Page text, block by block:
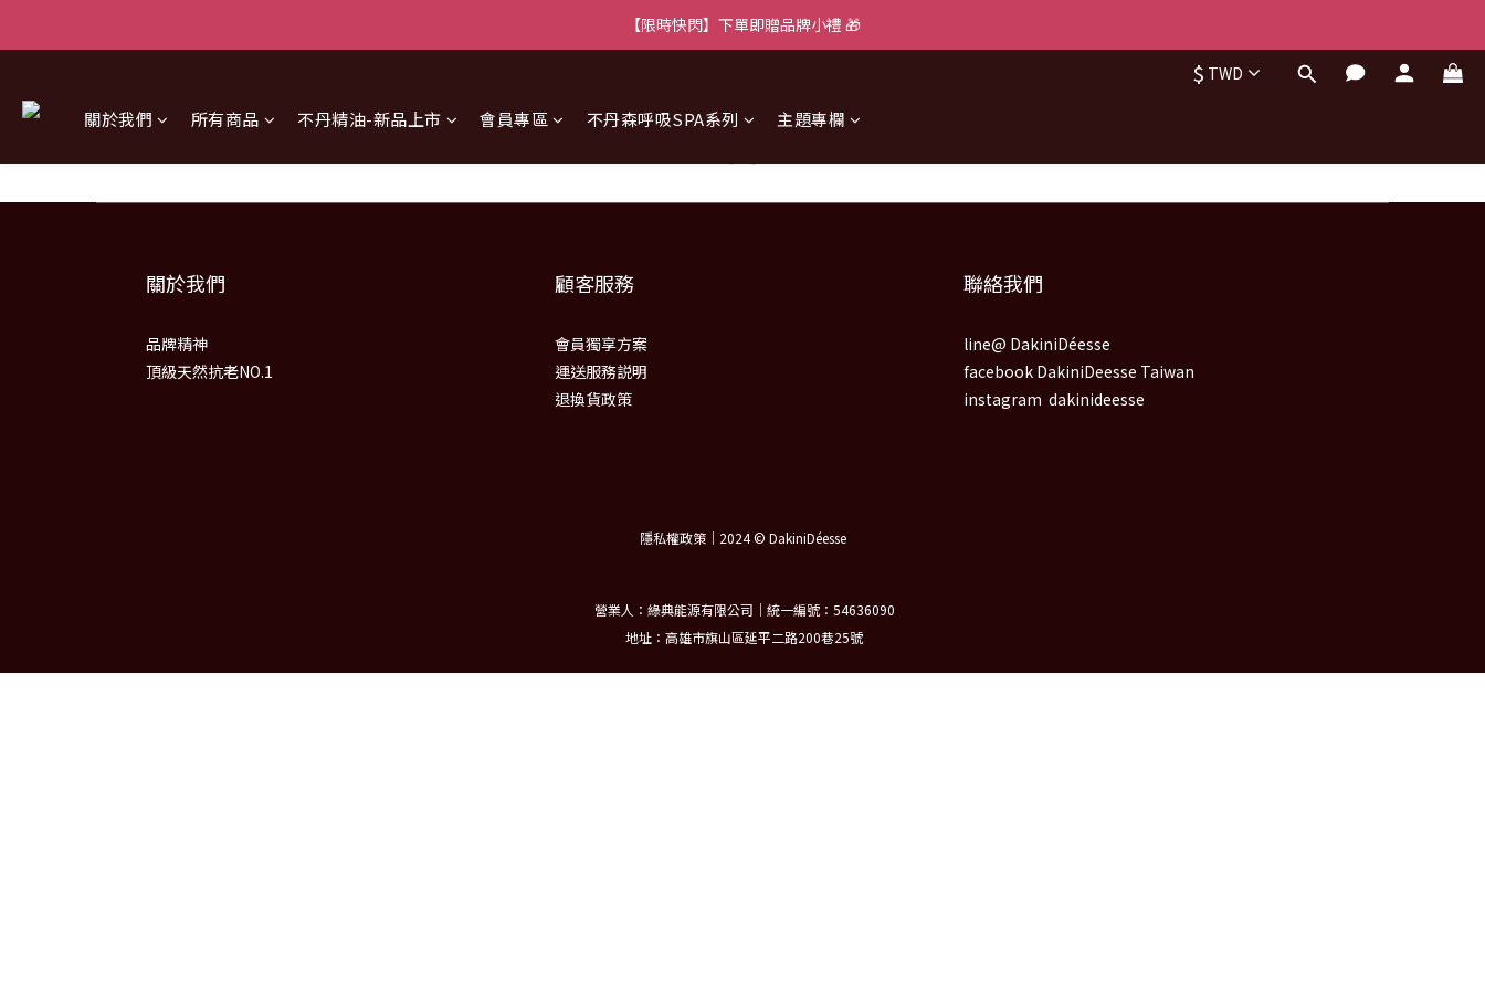
【限時快閃】下單即贈品牌小禮 🎁
$ TWD
關於我們 所有商品 不丹精油-新品上市 會員專區 不丹森呼吸SPA系列 主題專欄
關於我們
品牌精神
頂級天然抗老NO.1
顧客服務
會員獨享方案
運送服務説明
退換貨政策
聯絡我們
line@ DakiniDéesse
facebook DakiniDeesse Taiwan
instagram dakinideesse
隱私權政策｜2024 © DakiniDéesse
營業人：綠典能源有限公司｜統一編號：54636090
地址：高雄市旗山區延平二路200巷25號